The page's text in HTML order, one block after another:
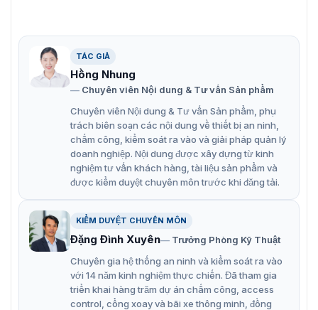
TÁC GIẢ
Hồng Nhung
Chuyên viên Nội dung & Tư vấn Sản phẩm
Chuyên viên Nội dung & Tư vấn Sản phẩm, phụ
trách biên soạn các nội dung về thiết bị an ninh,
chấm công, kiểm soát ra vào và giải pháp quản lý
doanh nghiệp. Nội dung được xây dựng từ kinh
nghiệm tư vấn khách hàng, tài liệu sản phẩm và
được kiểm duyệt chuyên môn trước khi đăng tải.
KIỂM DUYỆT CHUYÊN MÔN
Đặng Đình Xuyên
Trưởng Phòng Kỹ Thuật
Chuyên gia hệ thống an ninh và kiểm soát ra vào
với 14 năm kinh nghiệm thực chiến. Đã tham gia
triển khai hàng trăm dự án chấm công, access
control, cổng xoay và bãi xe thông minh, đồng